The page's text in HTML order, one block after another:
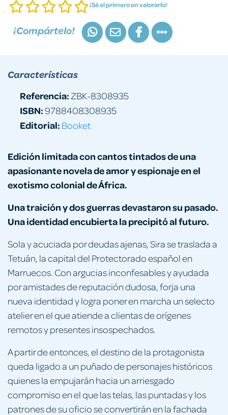
¡Sé el primero en valorarlo!
¡Compártelo!
Edición limitada con cantos tintados de una
apasionante novela de amor y espionaje en el
exotismo colonial de África.
Una traición y dos guerras devastaron su pasado.
Una identidad encubierta la precipitó al futuro.
Sola y acuciada por deudas ajenas, Sira se traslada a
Tetuán, la capital del Protectorado español en
Marruecos. Con argucias inconfesables y ayudada
por amistades de reputación dudosa, forja una
nueva identidad y logra poner en marcha un selecto
atelier en el que atiende a clientas de orígenes
remotos y presentes insospechados.
A partir de entonces, el destino de la protagonista
queda ligado a un puñado de personajes históricos
quienes la empujarán hacia un arriesgado
compromiso en el que las telas, las puntadas y los
patrones de su oficio se convertirán en la fachada
Características
Referencia: ZBK-8308935
ISBN:9788408308935
Editorial: Booket